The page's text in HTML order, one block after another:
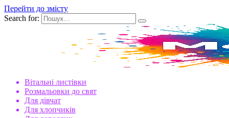
Перейти до змісту
Search for:
Вітальні листівки
Розмальовки до свят
Для дівчат
Для хлопчиків